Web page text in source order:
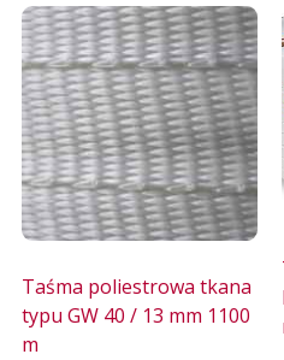
Taśma poliestrowa tkana
typu GW 40 / 13 mm 1100
m